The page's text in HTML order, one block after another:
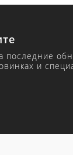
последние
и